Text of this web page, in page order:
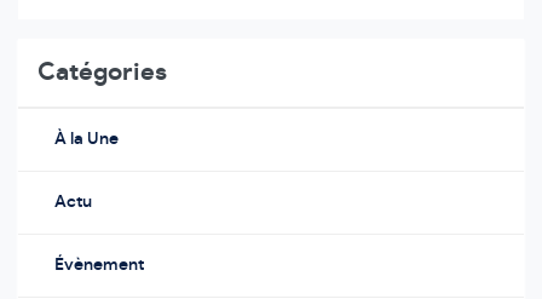
Catégories
À la Une
Actu
Évènement